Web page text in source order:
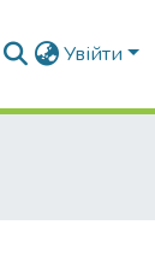
Увійти